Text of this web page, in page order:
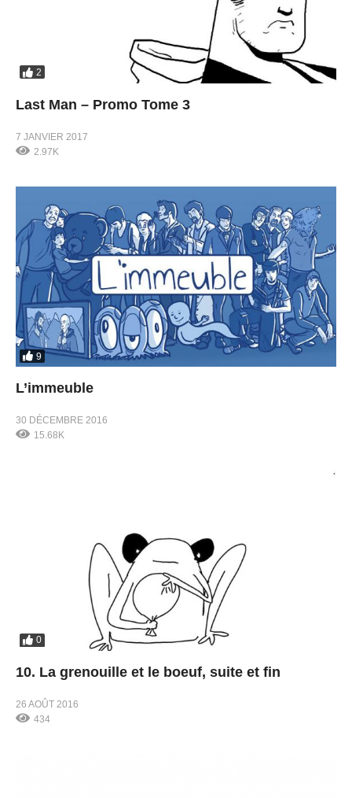
2
Last Man – Promo Tome 3
7 JANVIER 2017
2.97K
9
L’immeuble
30 DÉCEMBRE 2016
15.68K
0
10. La grenouille et le boeuf, suite et fin
26 AOÛT 2016
434